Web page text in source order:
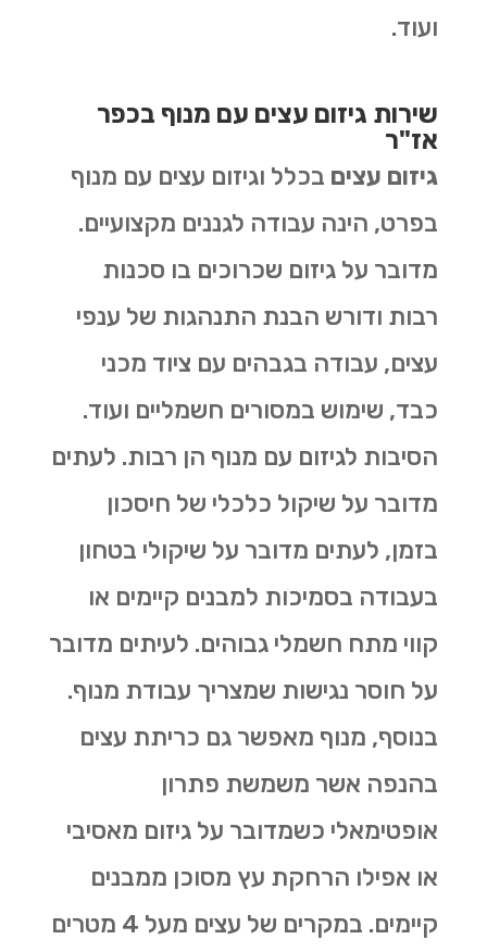
ועוד.
שירות גיזום עצים עם מנוף בכפר
אז"ר
גיזום עצים בכלל וגיזום עצים עם מנוף
בפרט, הינה עבודה לגננים מקצועיים.
מדובר על גיזום שכרוכים בו סכנות
רבות ודורש הבנת התנהגות של ענפי
עצים, עבודה בגבהים עם ציוד מכני
כבד, שימוש במסורים חשמליים ועוד.
הסיבות לגיזום עם מנוף הן רבות. לעתים
מדובר על שיקול כלכלי של חיסכון
בזמן, לעתים מדובר על שיקולי בטחון
בעבודה בסמיכות למבנים קיימים או
קווי מתח חשמלי גבוהים. לעיתים מדובר
על חוסר נגישות שמצריך עבודת מנוף.
בנוסף, מנוף מאפשר גם כריתת עצים
בהנפה אשר משמשת פתרון
אופטימאלי כשמדובר על גיזום מאסיבי
או אפילו הרחקת עץ מסוכן ממבנים
קיימים. במקרים של עצים מעל 4 מטרים